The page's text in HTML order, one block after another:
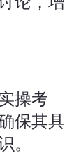
操考
保其具
。